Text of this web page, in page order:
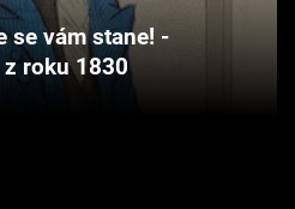
se vám stane! -
roku 1830